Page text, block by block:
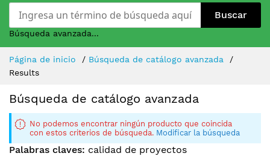
Buscar
Búsqueda avanzada...
Skip
Content
Página de inicio
Búsqueda de catálogo avanzada
Results
Búsqueda de catálogo avanzada
No podemos encontrar ningún producto que coincida
con estos criterios de búsqueda. Modificar la búsqueda
Palabras claves: calidad de proyectos